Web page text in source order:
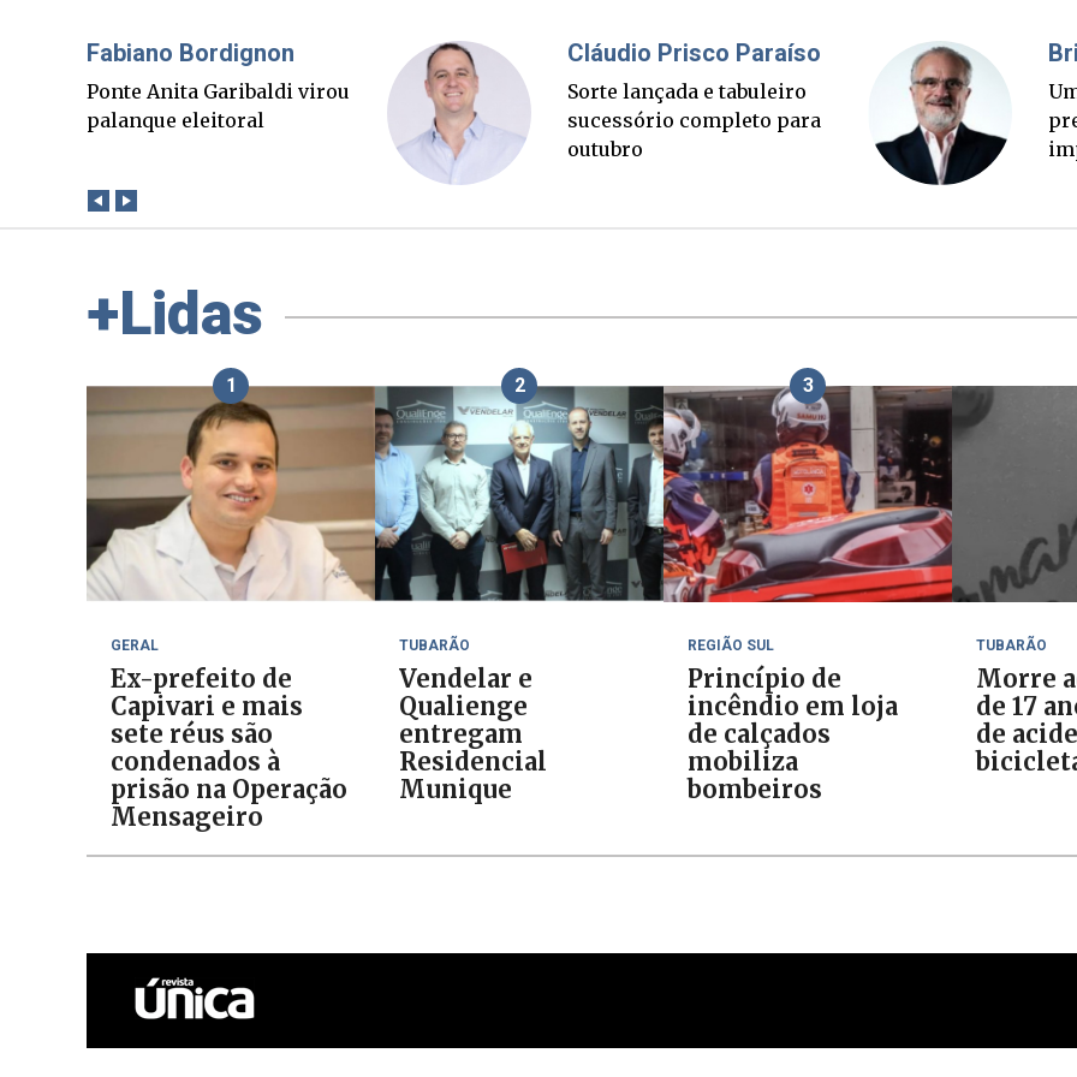
Misael Elias
O Boato corre mais rápido
que a verdade. Mas quem
Fabiano Bordignon
Ponte Anita Garibaldi virou
palanque eleitoral
+Lidas
1
GERAL
Ex-prefeito de
Capivari e mais
sete réus são
condenados à
prisão na Operação
Mensageiro
2
TUBARÃO
Vendelar e
Qualienge
entregam
Residencial
Munique
3
REGIÃO SUL
Princípio de
incêndio em loja
de calçados
mobiliza
bombeiros
TUBARÃO
Morre
de 17
de